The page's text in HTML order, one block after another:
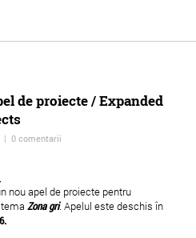
de proiecte / Expanded
| 0 comentarii
nou apel de proiecte pentru
Zona gri. Apelul este deschis în